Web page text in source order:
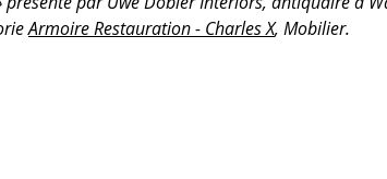
Armoire Restauration - Charles X, Mobilier.